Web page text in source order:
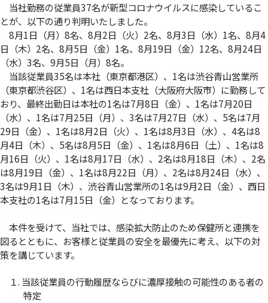
当社勤務の従業員37名が新型コロナウイルスに感染しているこ
とが、以下の通り判明いたしました。
8月1日（月）8名、8月2日（火）2名、8月3日（水）1名、8月4
日（木）2名、8月5日（金）1名、8月19日（金）12名、8月24日
（水）3名、9月5日（月）8名。
当該従業員35名は本社（東京都港区）、1名は渋谷青山営業所
（東京都渋谷区）、1名は西日本支社（大阪府大阪市）に勤務して
おり、最終出勤日は本社の1名は7月8日（金）、1名は7月20日
（水）、1名は7月25日（月）、3名は7月27日（水）、5名は7月
29日（金）、1名は8月2日（火）、1名は8月3日（水）、4名は8
月4日（木）、5名は8月5日（金）、1名は8月6日（土）、1名は8
月16日（火）、1名は8月17日（水）、2名は8月18日（木）、2名
は8月19日（金）、1名は8月22日（月）、2名は8月24日（水）、
3名は9月1日（木）、渋谷青山営業所の1名は9月2日（金）、西日
本支社の1名は7月15日（金）となっております。
本件を受けて、当社では、感染拡大防止のため保健所と連携を
図るとともに、お客様と従業員の安全を最優先に考え、以下の対
策を講じています。
１. 当該従業員の行動履歴ならびに濃厚接触の可能性のある者の
特定